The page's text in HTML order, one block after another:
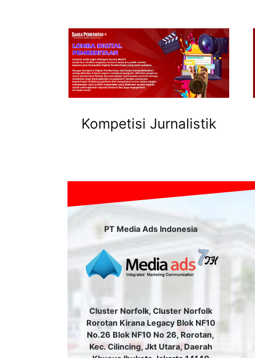
Kompetisi Jurnalistik
PT Media Ads Indonesia
Cluster Norfolk, Cluster Norfolk
Rorotan Kirana Legacy Blok NF10
No.26 Blok NF10 No 26, Rorotan,
Kec. Cilincing, Jkt Utara, Daerah